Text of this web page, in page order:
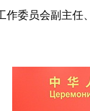
作委员会副主